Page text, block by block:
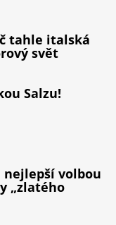
tahle italská
svět
Salzu!
nejlepší volbou
„zlatého